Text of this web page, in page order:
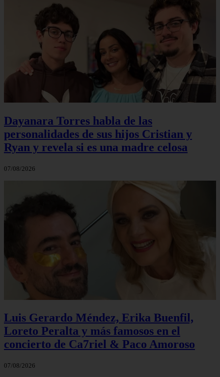
Dayanara Torres habla de las
personalidades de sus hijos Cristian y
Ryan y revela si es una madre celosa
07/08/2026
Luis Gerardo Méndez, Erika Buenfil,
Loreto Peralta y más famosos en el
concierto de Ca7riel & Paco Amoroso
07/08/2026